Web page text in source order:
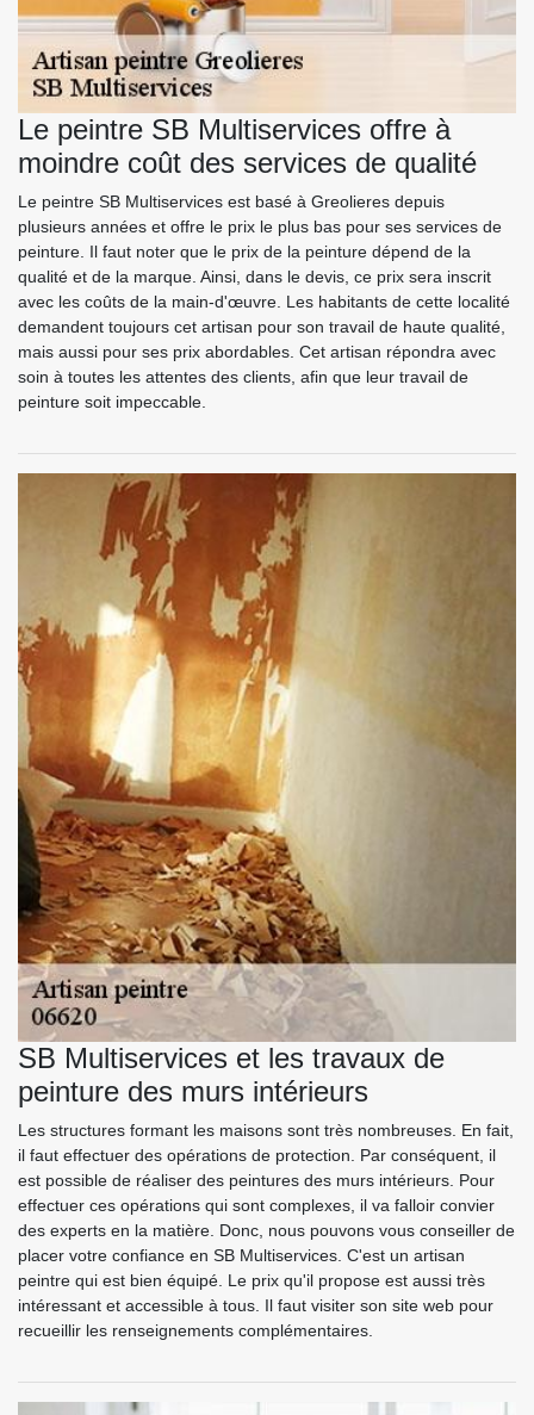
Le peintre SB Multiservices offre à
moindre coût des services de qualité
Le peintre SB Multiservices est basé à Greolieres depuis
plusieurs années et offre le prix le plus bas pour ses services de
peinture. Il faut noter que le prix de la peinture dépend de la
qualité et de la marque. Ainsi, dans le devis, ce prix sera inscrit
avec les coûts de la main-d'œuvre. Les habitants de cette localité
demandent toujours cet artisan pour son travail de haute qualité,
mais aussi pour ses prix abordables. Cet artisan répondra avec
soin à toutes les attentes des clients, afin que leur travail de
peinture soit impeccable.
SB Multiservices et les travaux de
peinture des murs intérieurs
Les structures formant les maisons sont très nombreuses. En fait,
il faut effectuer des opérations de protection. Par conséquent, il
est possible de réaliser des peintures des murs intérieurs. Pour
effectuer ces opérations qui sont complexes, il va falloir convier
des experts en la matière. Donc, nous pouvons vous conseiller de
placer votre confiance en SB Multiservices. C'est un artisan
peintre qui est bien équipé. Le prix qu'il propose est aussi très
intéressant et accessible à tous. Il faut visiter son site web pour
recueillir les renseignements complémentaires.